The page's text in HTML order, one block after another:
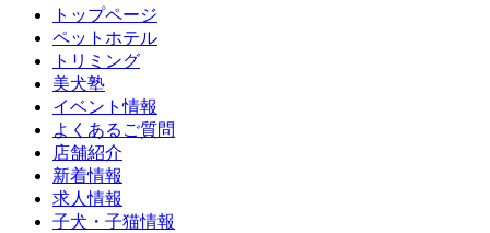
トップページ
ペットホテル
トリミング
美犬塾
イベント情報
よくあるご質問
店舗紹介
新着情報
求人情報
子犬・子猫情報